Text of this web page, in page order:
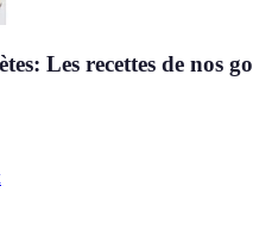
Les recettes de nos